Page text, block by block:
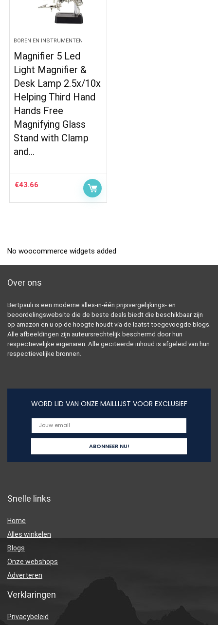
BOREN EN INSTRUMENTEN
Magnifier 5 Led
Light Magnifier &
Desk Lamp 2.5x/10x
Helping Third Hand
Hands Free
Magnifying Glass
Stand with Clamp
and…
€43.66
No woocommerce widgets added
Over ons
Bertpauli is een moderne alles-in-één prijsvergelijkings- en
beoordelingswebsite die de beste deals biedt die beschikbaar zijn
op amazon en u op de hoogte houdt via de laatst toegevoegde blogs.
Alle afbeeldingen zijn auteursrechtelijk beschermd door hun
respectievelijke eigenaren. Alle geciteerde inhoud is afgeleid van hun
respectievelijke bronnen.
WORD LID VAN ONZE MAILLIJST VOOR EXCLUSIEF
Snelle links
Home
Alles winkelen
Blogs
Onze webshops
Adverteren
Verklaringen
Privacybeleid